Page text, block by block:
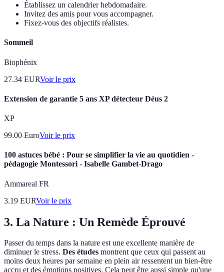
Établissez un calendrier hebdomadaire.
Invitez des amis pour vous accompagner.
Fixez-vous des objectifs réalistes.
Sommeil
Biophénix
27.34 EURVoir le prix
Extension de garantie 5 ans XP détecteur Déus 2
XP
99.00 EuroVoir le prix
100 astuces bébé : Pour se simplifier la vie au quotidien -
pédagogie Montessori - Isabelle Gambet-Drago
Ammareal FR
3.19 EURVoir le prix
3. La Nature : Un Remède Éprouvé
Passer du temps dans la nature est une excellente manière de
diminuer le stress. Des études montrent que ceux qui passent au
moins deux heures par semaine en plein air ressentent un bien-être
accru et des émotions positives. Cela peut être aussi simple qu'une